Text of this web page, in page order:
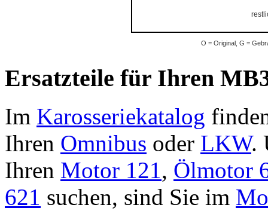
O = Original, G =
Ersatzteile für Ihren
Im Karosseriekatalog
Ihren Omnibus oder LKW.
Ihren Motor 121, Ölmotor
621 suchen, sind Sie im